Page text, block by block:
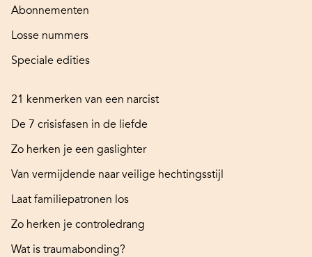
Abonnementen
Losse nummers
Speciale edities
21 kenmerken van een narcist
De 7 crisisfasen in de liefde
Zo herken je een gaslighter
Van vermijdende naar veilige hechtingsstijl
Laat familiepatronen los
Zo herken je controledrang
Wat is traumabonding?